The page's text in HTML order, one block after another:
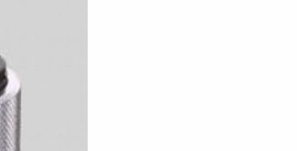
пневматические